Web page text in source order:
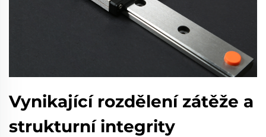
Vynikající rozdělení zátěže a
strukturní integrity